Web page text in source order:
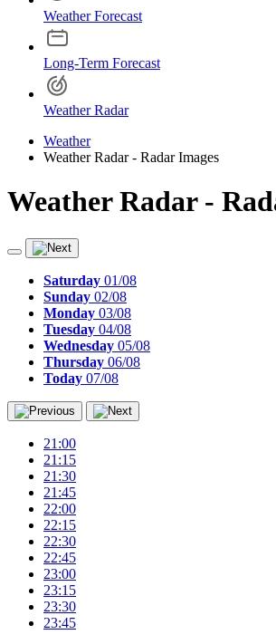
Weather Forecast
Long-Term Forecast
Weather Radar
Weather
Weather Radar - Radar Images
Weather Radar -
Saturday 01/08
Sunday 02/08
Monday 03/08
Tuesday 04/08
Wednesday 05/08
Thursday 06/08
Today 07/08
21:00
21:15
21:30
21:45
22:00
22:15
22:30
22:45
23:00
23:15
23:30
23:45